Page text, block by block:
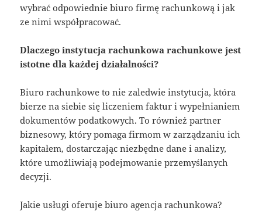
wybrać odpowiednie biuro firmę rachunkową i jak
ze nimi współpracować.
Dlaczego instytucja rachunkowa rachunkowe jest
istotne dla każdej działalności?
Biuro rachunkowe to nie zaledwie instytucja, która
bierze na siebie się liczeniem faktur i wypełnianiem
dokumentów podatkowych. To również partner
biznesowy, który pomaga firmom w zarządzaniu ich
kapitałem, dostarczając niezbędne dane i analizy,
które umożliwiają podejmowanie przemyślanych
decyzji.
Jakie usługi oferuje biuro agencja rachunkowa?